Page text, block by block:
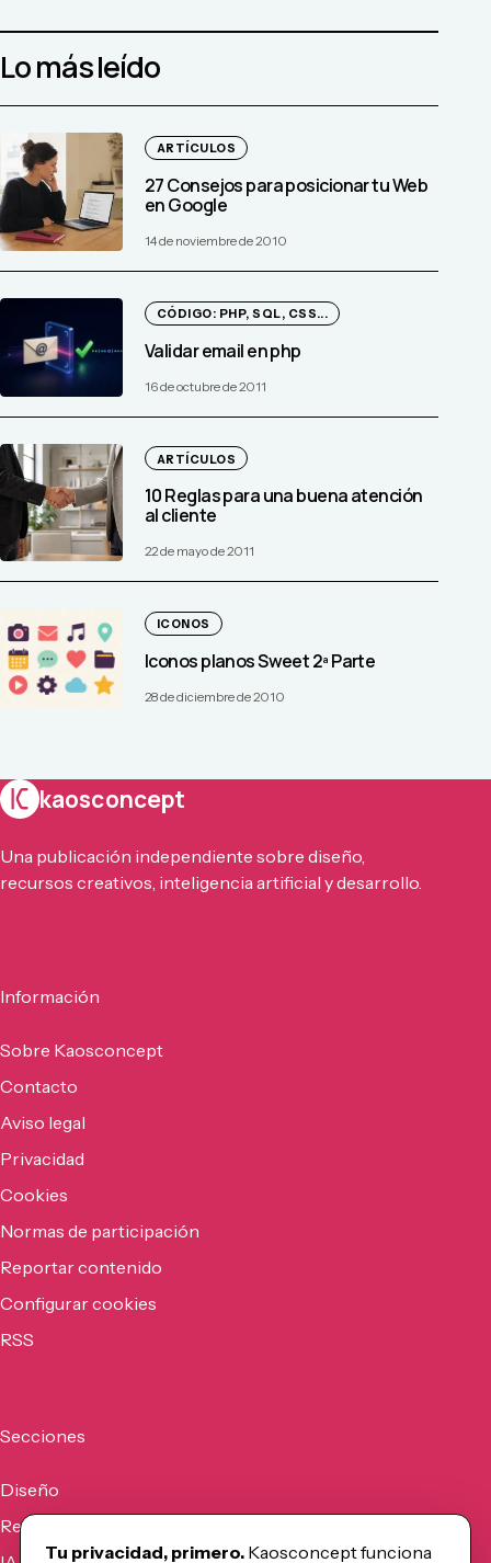
Lo más leído
ARTÍCULOS
27 Consejos para posicionar tu Web
en Google
14 de noviembre de 2010
CÓDIGO: PHP, SQL, CSS...
Validar email en php
16 de octubre de 2011
ARTÍCULOS
10 Reglas para una buena atención
al cliente
22 de mayo de 2011
ICONOS
Iconos planos Sweet 2ª Parte
28 de diciembre de 2010
kaosconcept
Una publicación independiente sobre diseño,
recursos creativos, inteligencia artificial y desarrollo.
Información
Sobre Kaosconcept
Contacto
Aviso legal
Privacidad
Cookies
Normas de participación
Reportar contenido
Configurar cookies
RSS
Secciones
Diseño
Recursos
Tu privacidad, primero. Kaosconcept funciona